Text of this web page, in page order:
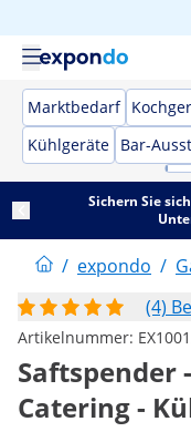
Marktbedarf
Kühlgeräte Bar-
Sichern Sie
/ expondo /
(4)
Artikelnummer:
Saftspender
Catering -